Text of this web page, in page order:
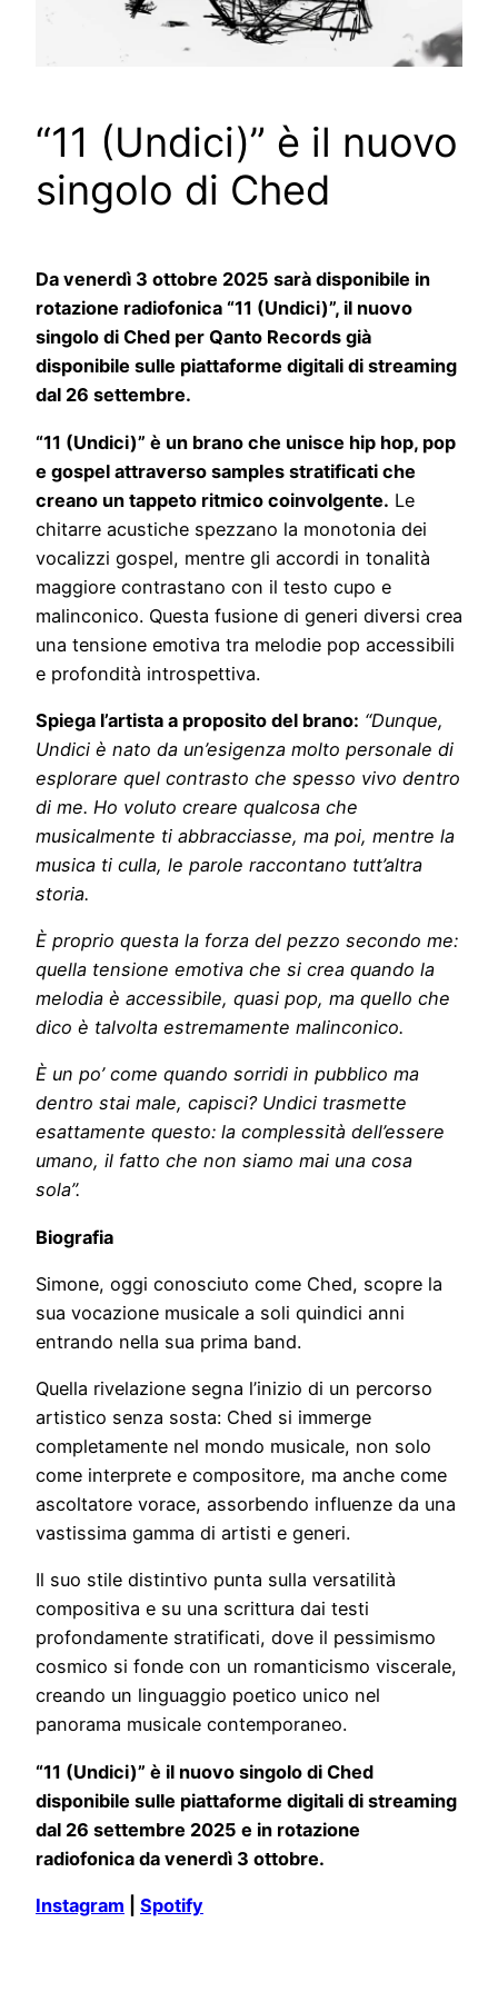
“11 (Undici)” è il nuovo
singolo di Ched
Da venerdì 3 ottobre 2025 sarà disponibile in
rotazione radiofonica “11 (Undici)”, il nuovo
singolo di Ched per Qanto Records già
disponibile sulle piattaforme digitali di streaming
dal 26 settembre.
“11 (Undici)” è un brano che unisce hip hop, pop
e gospel attraverso samples stratificati che
creano un tappeto ritmico coinvolgente. Le
chitarre acustiche spezzano la monotonia dei
vocalizzi gospel, mentre gli accordi in tonalità
maggiore contrastano con il testo cupo e
malinconico. Questa fusione di generi diversi crea
una tensione emotiva tra melodie pop accessibili
e profondità introspettiva.
Spiega l’artista a proposito del brano: “Dunque,
Undici è nato da un’esigenza molto personale di
esplorare quel contrasto che spesso vivo dentro
di me. Ho voluto creare qualcosa che
musicalmente ti abbracciasse, ma poi, mentre la
musica ti culla, le parole raccontano tutt’altra
storia.
È proprio questa la forza del pezzo secondo me:
quella tensione emotiva che si crea quando la
melodia è accessibile, quasi pop, ma quello che
dico è talvolta estremamente malinconico.
È un po’ come quando sorridi in pubblico ma
dentro stai male, capisci? Undici trasmette
esattamente questo: la complessità dell’essere
umano, il fatto che non siamo mai una cosa
sola”.
Biografia
Simone, oggi conosciuto come Ched, scopre la
sua vocazione musicale a soli quindici anni
entrando nella sua prima band.
Quella rivelazione segna l’inizio di un percorso
artistico senza sosta: Ched si immerge
completamente nel mondo musicale, non solo
come interprete e compositore, ma anche come
ascoltatore vorace, assorbendo influenze da una
vastissima gamma di artisti e generi.
Il suo stile distintivo punta sulla versatilità
compositiva e su una scrittura dai testi
profondamente stratificati, dove il pessimismo
cosmico si fonde con un romanticismo viscerale,
creando un linguaggio poetico unico nel
panorama musicale contemporaneo.
“11 (Undici)” è il nuovo singolo di Ched
disponibile sulle piattaforme digitali di streaming
dal 26 settembre 2025 e in rotazione
radiofonica da venerdì 3 ottobre.
Instagram Spotify